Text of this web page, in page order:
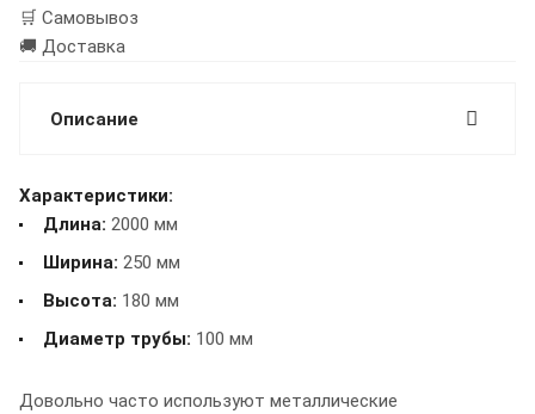
🛒 Самовывоз
🚚 Доставка
Описание
Характеристики:
Длина: 2000 мм
Ширина: 250 мм
Высота: 180 мм
Диаметр трубы: 100 мм
Довольно часто используют металлические